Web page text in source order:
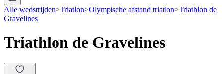
Alle wedstrijden>Triatlon>Olympische afstand triatlon>Triathlon de
Gravelines
Triathlon de Gravelines